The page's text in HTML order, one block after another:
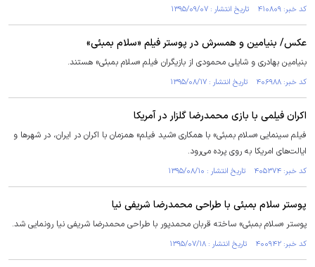
کد خبر: ۴۱۰۸۰۹ تاریخ انتشار : ۱۳۹۵/۰۹/۰۷
عکس/ بنیامین و همسرش در پوستر فیلم «سلام بمبئی»
بنیامین بهادری و شایلی محمودی از بازیگران فیلم «سلام بمبئی» هستند.
کد خبر: ۴۰۶۹۸۸ تاریخ انتشار : ۱۳۹۵/۰۸/۱۷
اکران فیلمی با بازی محمدرضا گلزار در آمریکا
فیلم سینمایی «سلام بمبئی» با همکاری «شید فیلم» همزمان با اکران در ایران، در شهرها و
ایالت‌های امریکا به روی پرده می‌رود.
کد خبر: ۴۰۵۳۷۴ تاریخ انتشار : ۱۳۹۵/۰۸/۱۰
پوستر سلام بمبئی با طراحی محمدرضا شریفی نیا
پوستر «سلام بمبئی» ساخته قربان محمدپور با طراحی محمدرضا شریفی نیا رونمایی شد.
کد خبر: ۴۰۰۹۴۲ تاریخ انتشار : ۱۳۹۵/۰۷/۱۸